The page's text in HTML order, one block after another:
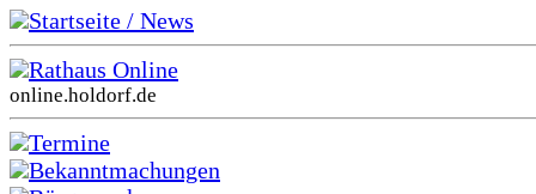
Startseite / News
Rathaus Online
online.holdorf.de
Termine
Bekanntmachungen